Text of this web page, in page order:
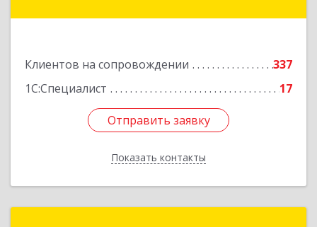
Клиентов на сопровождении
337
1С:Специалист
17
Отправить заявку
Показать контакты
Отправить заявку
Назад